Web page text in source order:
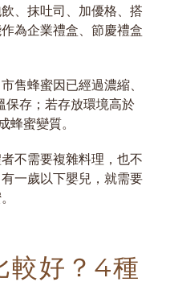
、抹吐司、加優格、搭
為企業禮盒、節慶禮盒
售蜂蜜因已經過濃縮、
保存；若存放環境高於
蜂蜜變質。
不需要複雜料理，也不
一歲以下嬰兒，就需要
較好？4種